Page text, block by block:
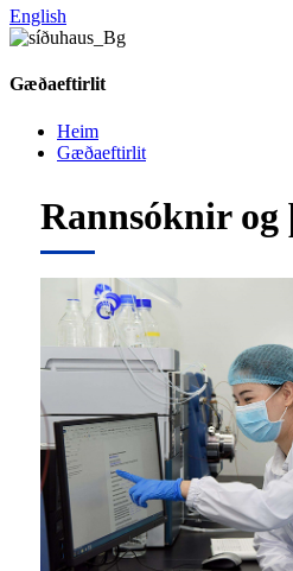
English
Gæðaeftirlit
Heim
Gæðaeftirlit
Rannsóknir og